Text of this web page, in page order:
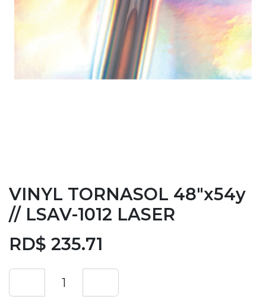
VINYL TORNASOL 48"x54y
// LSAV-1012 LASER
RD$ 235.71